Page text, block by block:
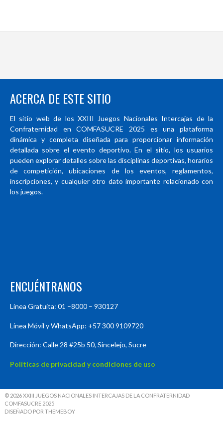
ACERCA DE ESTE SITIO
El sitio web de los XXIII Juegos Nacionales Intercajas de la
Confraternidad en COMFASUCRE 2025 es una plataforma
dinámica y completa diseñada para proporcionar información
detallada sobre el evento deportivo. En el sitio, los usuarios
pueden explorar detalles sobre las disciplinas deportivas, horarios
de competición, ubicaciones de los eventos, reglamentos,
inscripciones, y cualquier otro dato importante relacionado con
los juegos.
ENCUÉNTRANOS
Línea Gratuita: 01 –8000 – 930127
Línea Móvil y WhatsApp: +57 300 9109720
Dirección: Calle 28 #25b 50, Sincelejo, Sucre
Políticas de privacidad y condiciones de uso
© 2026 XXIII JUEGOS NACIONALES INTERCAJAS DE LA CONFRATERNIDAD
COMFASUCRE 2025
DISEÑADO POR THEMEBOY